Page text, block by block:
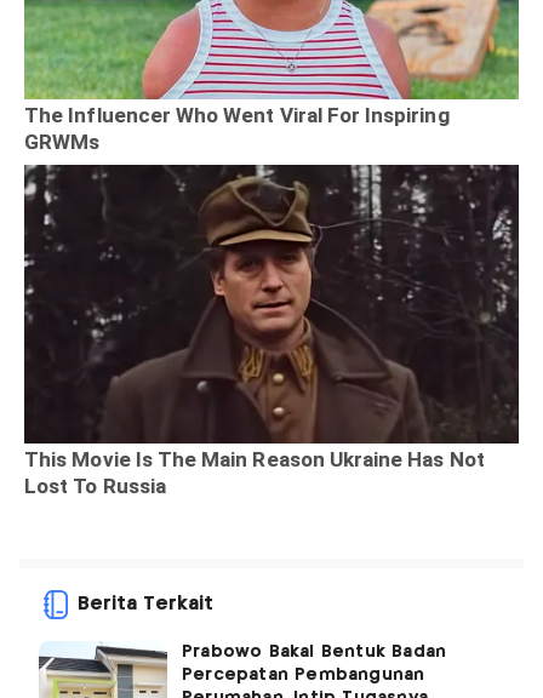
Berita Terkait
Prabowo Bakal Bentuk Badan
Percepatan Pembangunan